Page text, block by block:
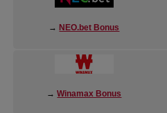
→ NEO.bet Bonus
→Winamax Bonus